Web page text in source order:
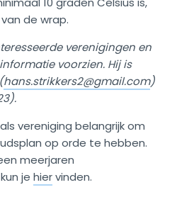
de wrap.
verenigingen en
voorzien. Hij is
hans.strikkers2@gmail.com)
vereniging belangrijk om
op orde te hebben.
meerjaren
je hiervinden.